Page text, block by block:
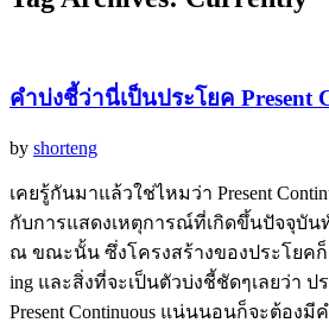
คำบ่งชี้ว่านี่เป็นประโยค Present
by shorteng
เคยรู้กันมาแล้วใช่ไหมว่า Present
กับการแสดงเหตุการณ์ที่เกิดขึ้นปัจจุบัน
ณ ขณะนั้น ซึ่งโครงสร้างของประโยคก็เ
ing และสิ่งที่จะเป็นตัวบ่งชี้ชัดๆเลยว่า
Present Continuous แน่นนอนก็จะต้องมี